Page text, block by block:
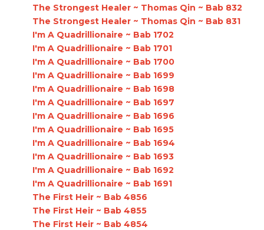
The Strongest Healer ~ Thomas Qin ~ Bab 832
The Strongest Healer ~ Thomas Qin ~ Bab 831
I'm A Quadrillionaire ~ Bab 1702
I'm A Quadrillionaire ~ Bab 1701
I'm A Quadrillionaire ~ Bab 1700
I'm A Quadrillionaire ~ Bab 1699
I'm A Quadrillionaire ~ Bab 1698
I'm A Quadrillionaire ~ Bab 1697
I'm A Quadrillionaire ~ Bab 1696
I'm A Quadrillionaire ~ Bab 1695
I'm A Quadrillionaire ~ Bab 1694
I'm A Quadrillionaire ~ Bab 1693
I'm A Quadrillionaire ~ Bab 1692
I'm A Quadrillionaire ~ Bab 1691
The First Heir ~ Bab 4856
The First Heir ~ Bab 4855
The First Heir ~ Bab 4854